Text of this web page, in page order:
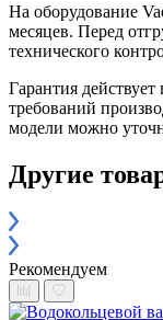
На оборудование
месяцев. Перед
технического
Гарантия
требований
модели можно
Другие
Рекомендуем